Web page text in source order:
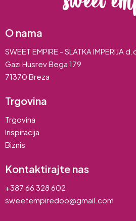
O nama
SWEET EMPIRE - SLATKA IMPERIJA
Gazi Husrev Bega 179
71370 Breza
Trgovina
Trgovina
Inspiracija
Biznis
Kontaktirajte nas
+387 66 328 602
sweetempiredoo@gmail.com